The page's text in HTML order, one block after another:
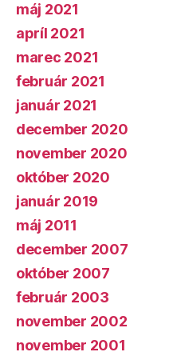
máj 2021
apríl 2021
marec 2021
február 2021
január 2021
december 2020
november 2020
október 2020
január 2019
máj 2011
december 2007
október 2007
február 2003
november 2002
november 2001